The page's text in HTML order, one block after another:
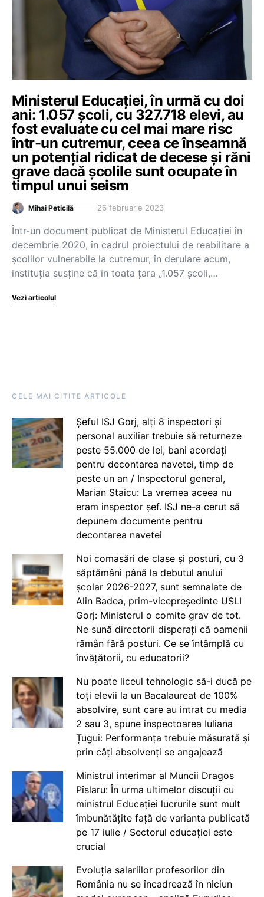
Ministerul Educației, în urmă cu doi
ani: 1.057 școli, cu 327.718 elevi, au
fost evaluate cu cel mai mare risc
într-un cutremur, ceea ce înseamnă
un potențial ridicat de decese și răni
grave dacă școlile sunt ocupate în
timpul unui seism
Mihai Peticilă 26 februarie 2023
Într-un document publicat de Ministerul Educației în
decembrie 2020, în cadrul proiectului de reabilitare a
școlilor vulnerabile la cutremur, în derulare acum,
instituția susține că în toata țara „1.057 școli,…
Vezi articolul
CELE MAI CITITE ARTICOLE
Șeful ISJ Gorj, alți 8 inspectori și
personal auxiliar trebuie să returneze
peste 55.000 de lei, bani acordați
pentru decontarea navetei, timp de
peste un an / Inspectorul general,
Marian Staicu: La vremea aceea nu
eram inspector șef. ISJ ne-a cerut să
depunem documente pentru
decontarea navetei
Noi comasări de clase și posturi, cu 3
săptămâni până la debutul anului
școlar 2026-2027, sunt semnalate de
Alin Badea, prim-vicepreședinte USLI
Gorj: Ministerul o comite grav de tot.
Ne sună directorii disperați că oamenii
rămân fără posturi. Ce se întâmplă cu
învățătorii, cu educatorii?
Nu poate liceul tehnologic să-i ducă pe
toți elevii la un Bacalaureat de 100%
absolvire, sunt care au intrat cu media
2 sau 3, spune inspectoarea Iuliana
Țugui: Performanța trebuie măsurată și
prin câți absolvenți se angajează
Ministrul interimar al Muncii Dragos
Pîslaru: În urma ultimelor discuții cu
ministrul Educației lucrurile sunt mult
îmbunătățite față de varianta publicată
pe 17 iulie / Sectorul educației este
crucial
Evoluția salariilor profesorilor din
România nu se încadrează în niciun